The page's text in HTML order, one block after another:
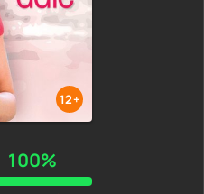
12+
100%